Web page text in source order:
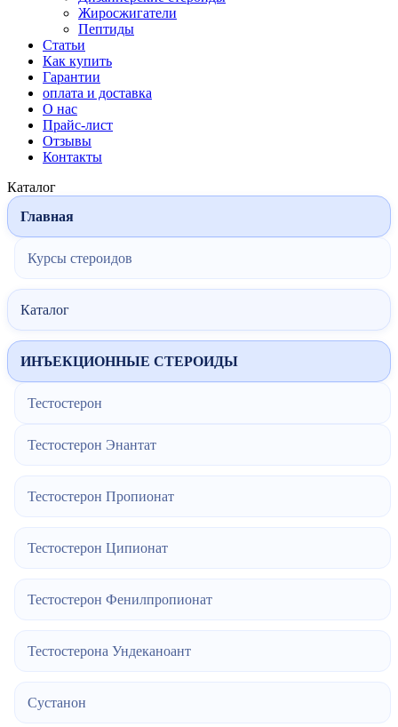
Жиросжигатели
Пептиды
Статьи
Как купить
Гарантии
оплата и доставка
О нас
Прайс-лист
Отзывы
Контакты
Каталог
Главная
Курсы стероидов
Каталог
ИНЪЕКЦИОННЫЕ СТЕРОИДЫ
Тестостерон
Тестостерон Энантат
Тестостерон Пропионат
Тестостерон Ципионат
Тестостерон Фенилпропионат
Тестостерона Ундеканоант
Сустанон